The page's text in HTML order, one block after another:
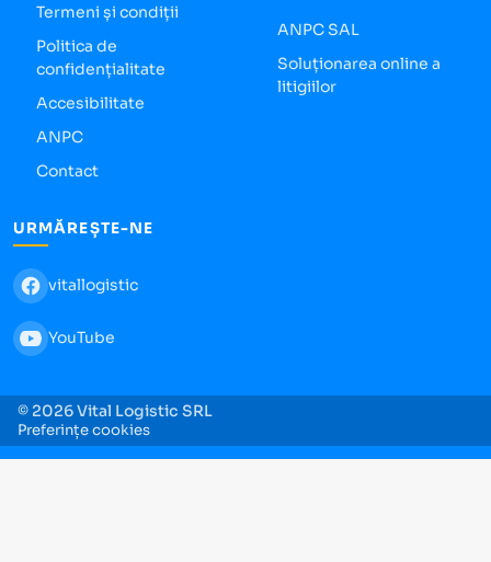
Termeni și condiții
Politica de
confidențialitate
Accesibilitate
ANPC
Contact
ANPC SAL
Soluționarea online a
litigiilor
URMĂREȘTE-NE
vitallogistic
YouTube
© 2026 Vital Logistic SRL
Preferințe cookies